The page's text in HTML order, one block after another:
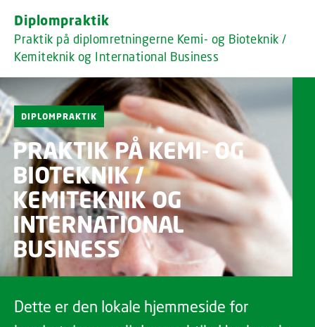
Diplompraktik
Praktik på diplomretningerne Kemi- og Bioteknik /
Kemiteknik og International Business
DIPLOMPRAKTIK
PRAKTIK PÅ KEMI- OG
BIOTEKNIK /
KEMITEKNIK OG
INTERNATIONAL
BUSINESS
Dette er den lokale hjemmeside for